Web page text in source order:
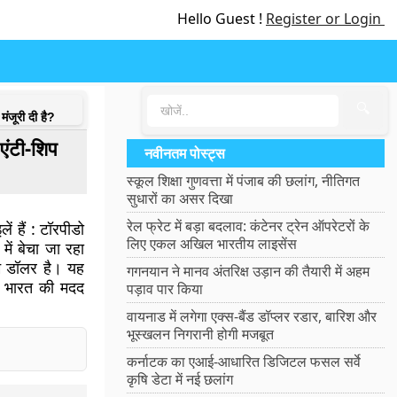
Hello Guest ! Register or Login
दी है?
शिप
हैं : टॉरपीडो
बेचा जा रहा
डॉलर है। यह
की मदद
नवीनतम पोस्ट्स
स्कूल शिक्षा गुणवत्ता में पंजाब की छलांग, नीतिगत
सुधारों का असर दिखा
रेल फ्रेट में बड़ा बदलाव: कंटेनर ट्रेन ऑपरेटरों के
लिए एकल अखिल भारतीय लाइसेंस
गगनयान ने मानव अंतरिक्ष उड़ान की तैयारी में अहम
पड़ाव पार किया
वायनाड में लगेगा एक्स-बैंड डॉप्लर रडार, बारिश और
भूस्खलन निगरानी होगी मजबूत
कर्नाटक का एआई-आधारित डिजिटल फसल सर्वे
कृषि डेटा में नई छलांग